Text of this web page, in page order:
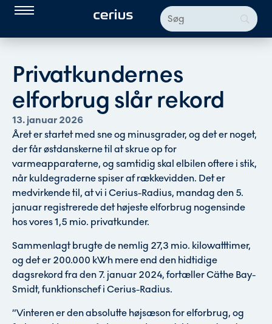
Privatkundernes
elforbrug slår rekord
13. januar 2026
Året er startet med sne og minusgrader, og det er noget,
der får østdanskerne til at skrue op for
varmeapparaterne, og samtidig skal elbilen oftere i stik,
når kuldegraderne spiser af rækkevidden. Det er
medvirkende til, at vi i Cerius-Radius, mandag den 5.
januar registrerede det højeste elforbrug nogensinde
hos vores 1,5 mio. privatkunder.
Sammenlagt brugte de nemlig 27,3 mio. kilowatttimer,
og det er 200.000 kWh mere end den hidtidige
dagsrekord fra den 7. januar 2024, fortæller Cäthe Bay-
Smidt, funktionschef i Cerius-Radius.
”Vinteren er den absolutte højsæson for elforbrug, og